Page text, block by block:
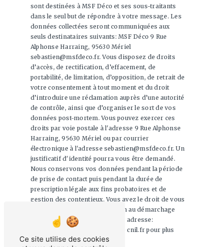
sont destinées à MSF Déco et ses sous-traitants
dans le seul but de répondre à votre message. Les
données collectées seront communiquées aux
seuls destinataires suivants: MSF Déco 9 Rue
Alphonse Harraing, 95630 Mériel
sebastien@msfdeco.fr. Vous disposez de droits
d’accès, de rectification, d’effacement, de
portabilité, de limitation, d’opposition, de retrait de
votre consentement à tout moment et du droit
d’introduire une réclamation auprès d’une autorité
de contrôle, ainsi que d’organiser le sort de vos
données post-mortem. Vous pouvez exercer ces
droits par voie postale à l'adresse 9 Rue Alphonse
Harraing, 95630 Mériel ou par courrier
électronique à l'adresse sebastien@msfdeco.fr. Un
justificatif d'identité pourra vous être demandé.
Nous conservons vos données pendant la période
de prise de contact puis pendant la durée de
prescription légale aux fins probatoires et de
gestion des contentieux. Vous avez le droit de vous
inscrire sur la liste d'opposition au démarchage
téléphonique, disponible à cette adresse:
Bloctel.gouv.fr. Consultez le site cnil.fr pour plus
d’informations sur vos droits.
Ce site utilise des cookies